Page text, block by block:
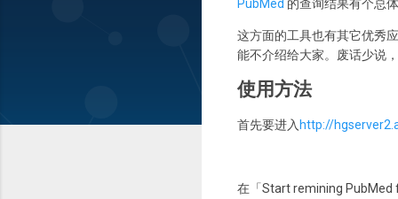
PubMed 的查询结果有个总
这方面的工具也有其它优秀
能不介绍给大家。废话少说
使用方法
首先要进入 http://
在「Start remining